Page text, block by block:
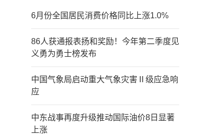
6月份全国居民消费价格同比上涨1.0%
86人获通报表扬和奖励！今年第二季度见
义勇为勇士榜发布
中国气象局启动重大气象灾害Ⅱ级应急响
应
中东战事再度升级推动国际油价8日显著
上涨